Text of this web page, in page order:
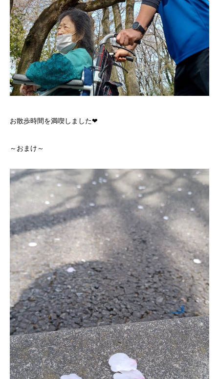
お散歩時間を満喫しました❤
～おまけ～